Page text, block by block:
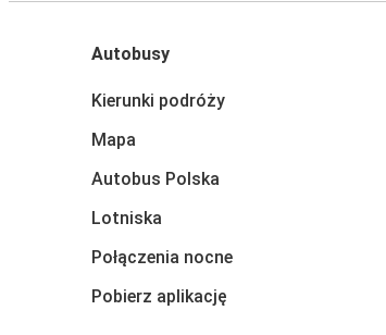
Autobusy
Kierunki podróży
Mapa
Autobus Polska
Lotniska
Połączenia nocne
Pobierz aplikację